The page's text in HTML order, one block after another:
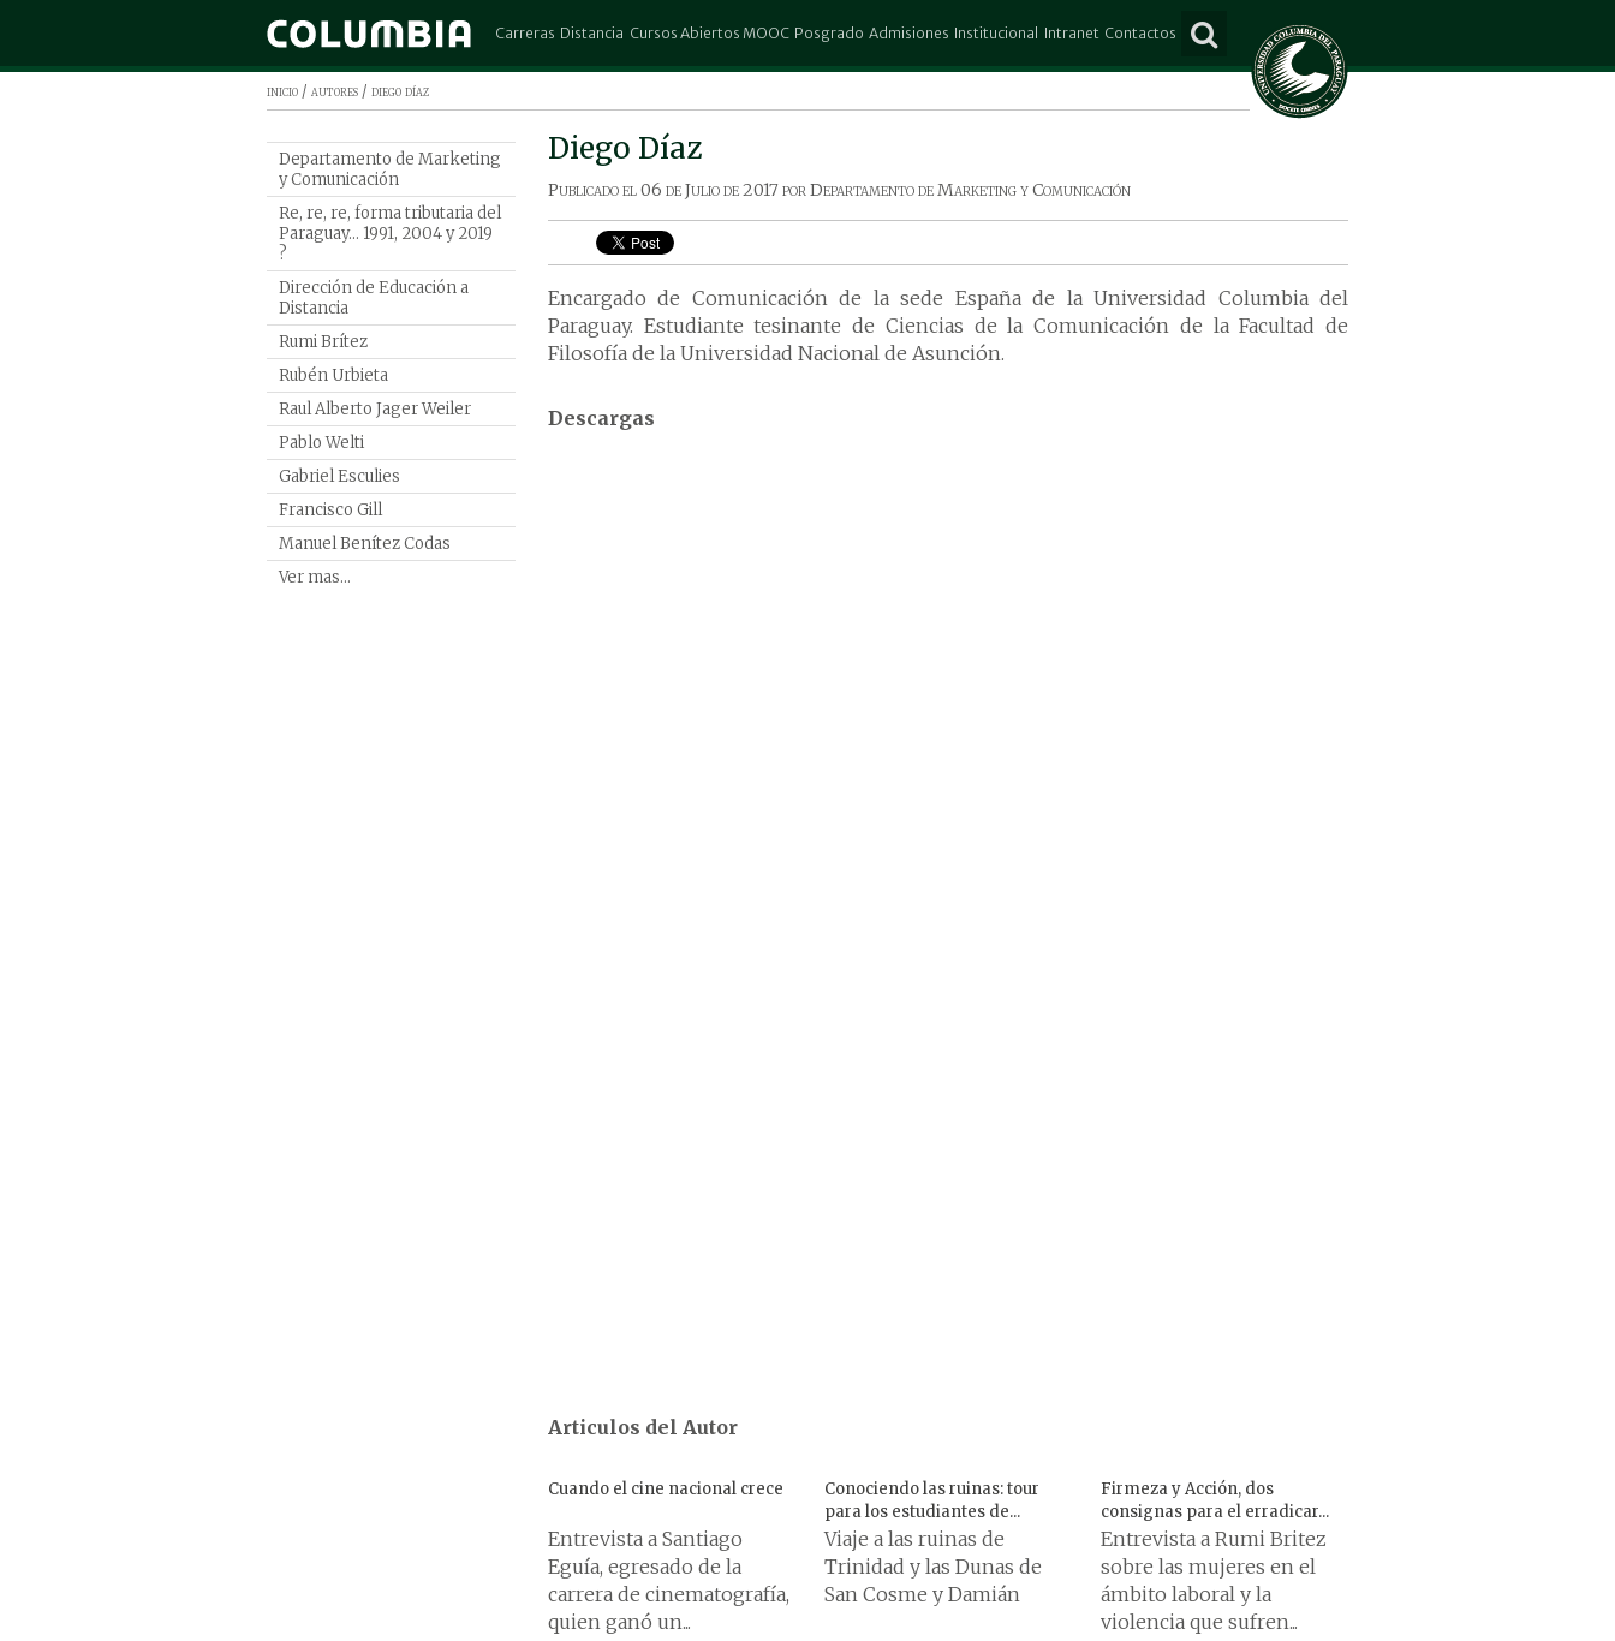
Carreras
Cinematografía
Comercio Exterior
Contaduría Publica
Ingeniería Agronómica
Ingeniería Comercial
Ingeniería en Marketing
Distancia
Ingeniería Comercial
Marketing
Turismo y Hotelería
Cursos Abiertos MOOC Posgrado Admisiones
Aranceles
Descuentos
Institucional
Autores
Revista Científica
Intranet
Pedro Juan Caballero
Contactos
inicio / autores / diego díaz
Departamento de Marketing
y Comunicación
Re, re, re, forma tributaria del
Paraguay... 1991, 2004 y 2019
?
Dirección de Educación a
Distancia
Rumi Brítez
Rubén Urbieta
Raul Alberto Jager Weiler
Pablo Welti
Gabriel Esculies
Francisco Gill
Manuel Benítez Codas
Ver mas...
Diego Díaz
Publicado el06 de Julio de 2017porDepartamento de Marketing y Comunicación
Encargado de Comunicación de la sede España de la Universidad Columbia del
Paraguay. Estudiante tesinante de Ciencias de la Comunicación de la Facultad de
Filosofía de la Universidad Nacional de Asunción.
Descargas
Articulos del Autor
Cuando el cine nacional crece
Entrevista a Santiago
Eguía, egresado de la
carrera de cinematografía,
quien ganó un...
Conociendo las ruinas: tour
para los estudiantes de...
Viaje a las ruinas de
Trinidad y las Dunas de
San Cosme y Damián
Firmeza y Acción, dos
consignas para el erradicar...
Entrevista a Rumi Britez
sobre las mujeres en el
ámbito laboral y la
violencia que sufren...